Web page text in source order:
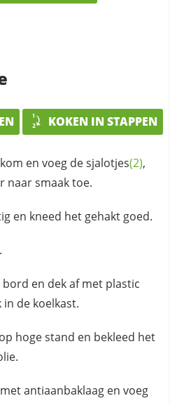
KOKEN IN STAPPEN
en voeg desjalotjes(2),
naar smaak toe.
en kneed het gehakt goed.
en dek af met plastic
de koelkast.
hoge stand en bekleed het
antiaanbaklaag en voeg